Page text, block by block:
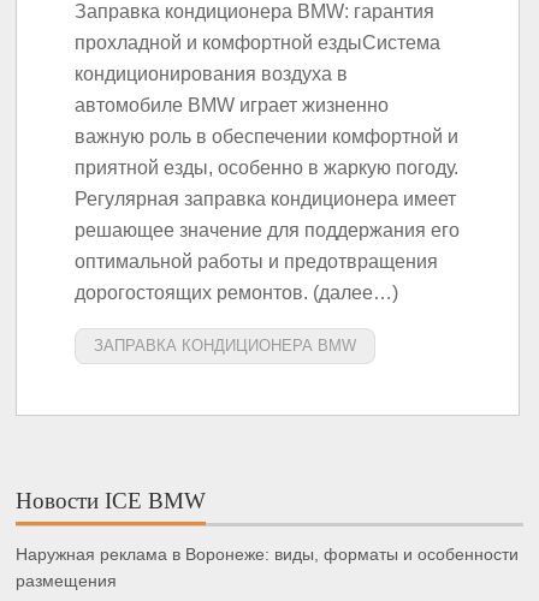
Заправка кондиционера BMW: гарантия
прохладной и комфортной ездыСистема
кондиционирования воздуха в
автомобиле BMW играет жизненно
важную роль в обеспечении комфортной и
приятной езды, особенно в жаркую погоду.
Регулярная заправка кондиционера имеет
решающее значение для поддержания его
оптимальной работы и предотвращения
дорогостоящих ремонтов. (далее…)
ЗАПРАВКА КОНДИЦИОНЕРА BMW
Новости ICE BMW
Наружная реклама в Воронеже: виды, форматы и особенности
размещения